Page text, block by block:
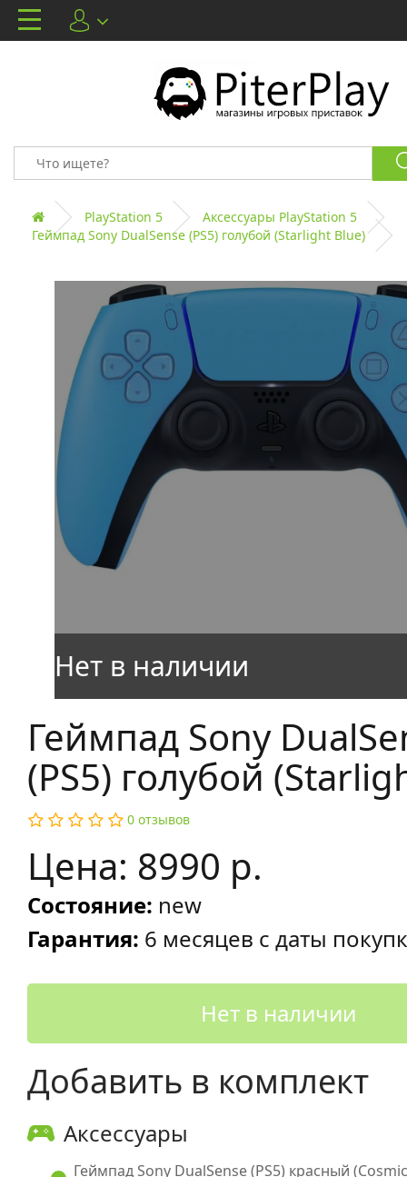
PlayStation 5
Аксессуары PlayStation 5
Геймпад Sony DualSense (PS5) голубой (Starlight Blue)
Геймпад Sony
(PS5) голубой
0 отзывов
Цена: 8990 р.
Состояние: new
Гарантия: 6 месяцев с даты
Нет в наличии
Добавить в комплект
Аксессуары
Геймпад Sony DualSense (PS5) красный